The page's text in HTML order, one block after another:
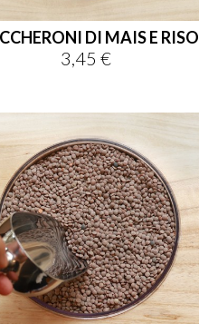
DI MAIS E RISO
Prezzo
3,45 €